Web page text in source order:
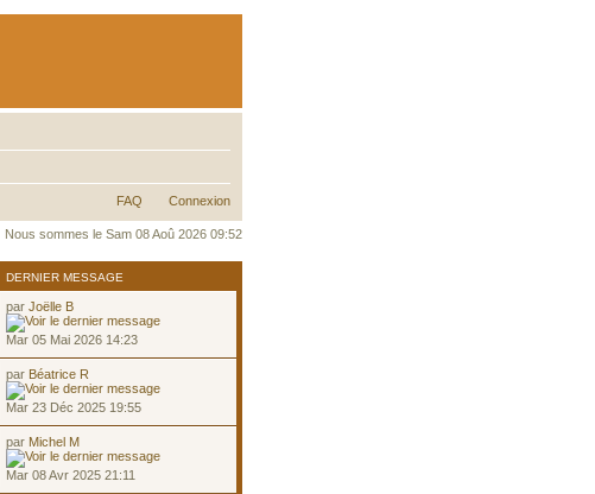
FAQ Connexion
Nous sommes le Sam 08 Aoû 2026 09:52
DERNIER MESSAGE
parJoëlle B
Mar 05 Mai 2026 14:23
par Béatrice R
Mar 23 Déc 2025 19:55
par Michel M
Mar 08 Avr 2025 21:11